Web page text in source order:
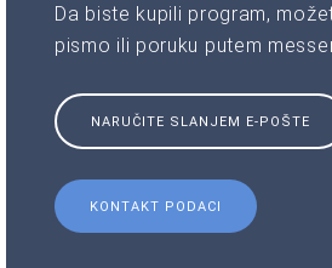
Da biste kupili program,
pismo ili poruku putem
NARUČITE SLANJEM E-POŠTE
KONTAKT PODACI